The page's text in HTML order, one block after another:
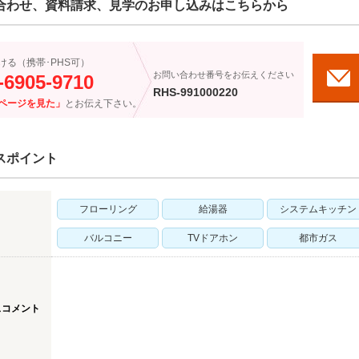
わせ、資料請求、見学のお申し込みはこちらから
る（携帯･PHS可）
9710
ージを見た」 とお伝え下さい。
お問い合わせ番号をお伝えください
RHS-991000220
ポイント
フローリング 給湯器 システムキッチン
バルコニー TVドアホン 都市ガス
メント